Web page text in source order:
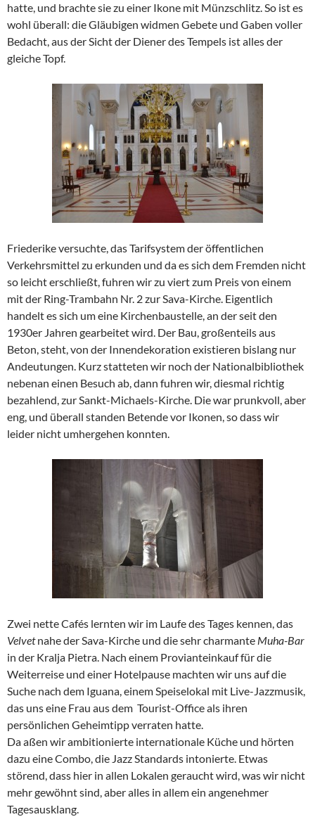
hatte, und brachte sie zu einer Ikone mit Münzschlitz. So ist es
wohl überall: die Gläubigen widmen Gebete und Gaben voller
Bedacht, aus der Sicht der Diener des Tempels ist alles der
gleiche Topf.
Friederike versuchte, das Tarifsystem der öffentlichen
Verkehrsmittel zu erkunden und da es sich dem Fremden nicht
so leicht erschließt, fuhren wir zu viert zum Preis von einem
mit der Ring-Trambahn Nr. 2 zur Sava-Kirche. Eigentlich
handelt es sich um eine Kirchenbaustelle, an der seit den
1930er Jahren gearbeitet wird. Der Bau, großenteils aus
Beton, steht, von der Innendekoration existieren bislang nur
Andeutungen. Kurz statteten wir noch der Nationalbibliothek
nebenan einen Besuch ab, dann fuhren wir, diesmal richtig
bezahlend, zur Sankt-Michaels-Kirche. Die war prunkvoll, aber
eng, und überall standen Betende vor Ikonen, so dass wir
leider nicht umhergehen konnten.
Zwei nette Cafés lernten wir im Laufe des Tages kennen, das
Velvetnahe der Sava-Kirche und die sehr charmante Muha-Bar
in der Kralja Pietra. Nach einem Provianteinkauf für die
Weiterreise und einer Hotelpause machten wir uns auf die
Suche nach dem Iguana, einem Speiselokal mit Live-Jazzmusik,
das uns eine Frau aus dem Tourist-Office als ihren
persönlichen Geheimtipp verraten hatte.
Da aßen wir ambitionierte internationale Küche und hörten
dazu eine Combo, die Jazz Standards intonierte. Etwas
störend, dass hier in allen Lokalen geraucht wird, was wir nicht
mehr gewöhnt sind, aber alles in allem ein angenehmer
Tagesausklang.